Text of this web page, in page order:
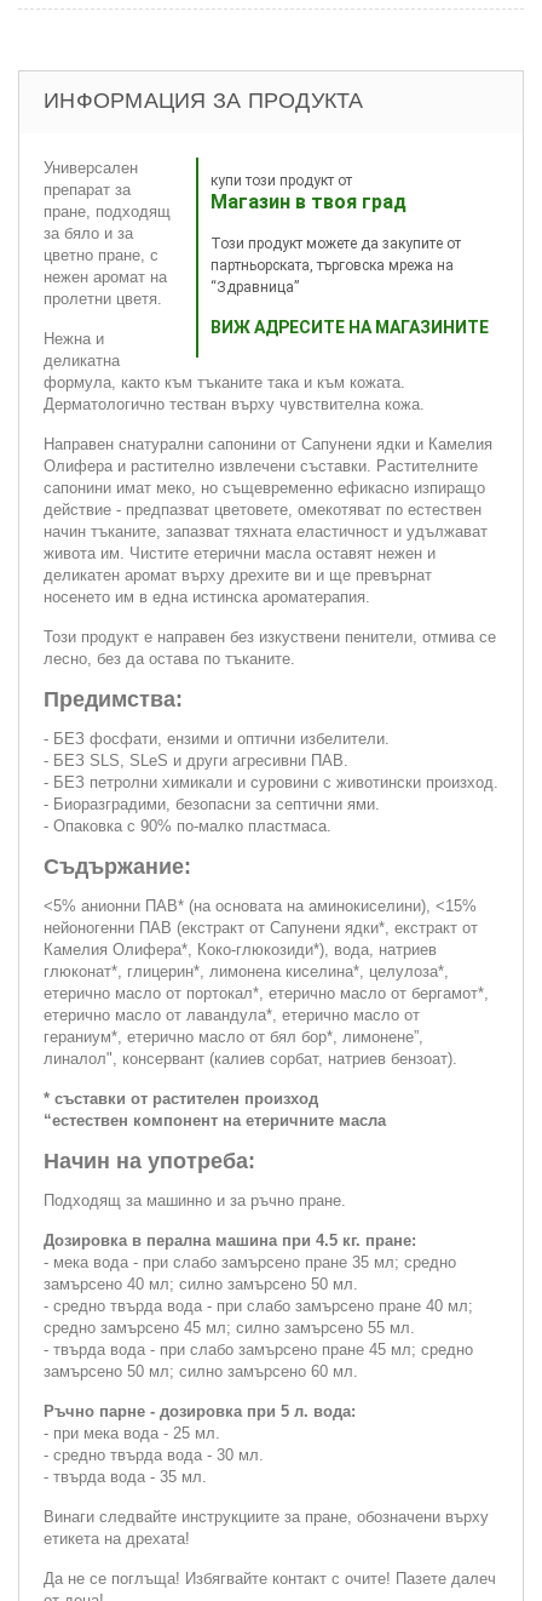
ИНФОРМАЦИЯ ЗА ПРОДУКТА
купи този продукт от
Магазин в твоя град
Този продукт можете да закупите от
партньорската, търговска мрежа на
“Здравница”
ВИЖ АДРЕСИТЕ НА МАГАЗИНИТЕ
Универсален
препарат за
пране, подходящ
за бяло и за
цветно пране, с
нежен аромат на
пролетни цветя.
Нежна и
деликатна
формула, както към тъканите така и към кожата.
Дерматологично тестван върху чувствителна кожа.
Направен снатурални сапонини от Сапунени ядки и Камелия
Олифера и растително извлечени съставки. Растителните
сапонини имат меко, но същевременно ефикасно изпиращо
действие - предпазват цветовете, омекотяват по естествен
начин тъканите, запазват тяхната еластичност и удължават
живота им. Чистите етерични масла оставят нежен и
деликатен аромат върху дрехите ви и ще превърнат
носенето им в една истинска ароматерапия.
Този продукт е направен без изкуствени пенители, отмива се
лесно, без да остава по тъканите.
Предимства:
- БЕЗ фосфати, ензими и оптични избелители.
- БЕЗ SLS, SLeS и други агресивни ПАВ.
- БЕЗ петролни химикали и суровини с животински произход.
- Биоразградими, безопасни за септични ями.
- Опаковка с 90% по-малко пластмаса.
Съдържание:
<5% анионни ПАВ* (на основата на аминокиселини), <15%
нейоногенни ПАВ (екстракт от Сапунени ядки*, екстракт от
Камелия Олифера*, Коко-глюкозиди*), вода, натриев
глюконат*, глицерин*, лимонена киселина*, целулоза*,
етерично масло от портокал*, етерично масло от бергамот*,
етерично масло от лавандула*, етерично масло от
гераниум*, етерично масло от бял бор*, лимонене”,
линалол", консервант (калиев сорбат, натриев бензоат).
* съставки от растителен произход
“естествен компонент на етеричните масла
Начин на употреба:
Подходящ за машинно и за ръчно пране.
Дозировка в перална машина при 4.5 кг. пране:
- мека вода - при слабо замърсено пране 35 мл; средно
замърсено 40 мл; силно замърсено 50 мл.
- средно твърда вода - при слабо замърсено пране 40 мл;
средно замърсено 45 мл; силно замърсено 55 мл.
- твърда вода - при слабо замърсено пране 45 мл; средно
замърсено 50 мл; силно замърсено 60 мл.
Ръчно парне - дозировка при 5 л. вода:
- при мека вода - 25 мл.
- средно твърда вода - 30 мл.
- твърда вода - 35 мл.
Винаги следвайте инструкциите за пране, обозначени върху
етикета на дрехата!
Да не се поглъща! Избягвайте контакт с очите! Пазете далеч